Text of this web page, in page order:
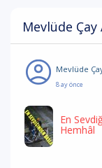
Mevlüde
Mevlüde
8 ay önce
En
Hemhâl